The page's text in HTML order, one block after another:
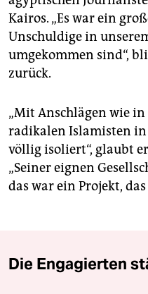
Kairos. „Es war ein
Unschuldige in
umgekommen sind“,
zurück.
„Mit Anschlägen wie
radikalen Islamisten in
völlig isoliert“, glaubt
„Seiner eignen
das war ein Projekt,
Die Engagierten